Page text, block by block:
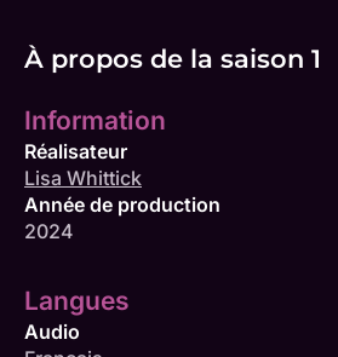
À propos de la saison 1
Information
Réalisateur
Lisa Whittick
Année de production
2024
Langues
Audio